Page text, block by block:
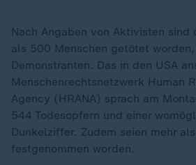
Nach Angaben von Aktivisten sind
als 500 Menschen getötet
Demonstranten. Das in den USA
Menschenrechtsnetzwerk Human
Agency (HRANA) sprach am
544 Todesopfern und einer
Dunkelziffer. Zudem seien mehr
festgenommen worden.